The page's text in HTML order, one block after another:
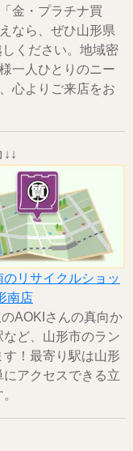
金・プラチナ買
なら、ぜひ山形県
ください。地域密
一人ひとりのニー
心よりご来店をお
のリサイクルショッ
南店
AOKIさんの真向か
ど、山形市のラン
す！最寄り駅は山形
アクセスできる立